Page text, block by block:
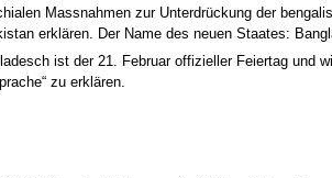
Massnahmen zur Unterdrückung der
erklären. Der Name des neuen Staates:
ist der 21. Februar offizieller Feiertag und
zu erklären.